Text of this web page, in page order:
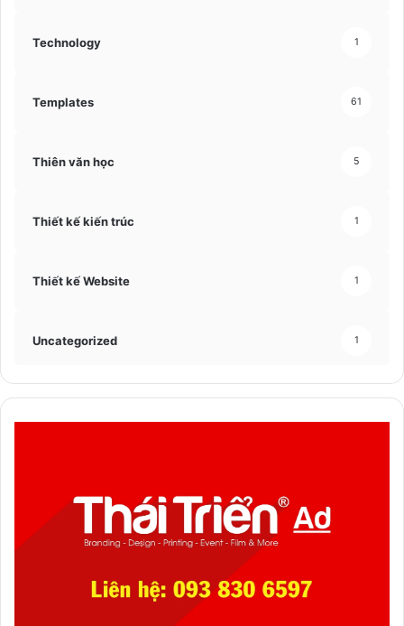
Technology 1
Templates 61
Thiên văn học 5
Thiết kế kiến trúc 1
Thiết kế Website 1
Uncategorized 1